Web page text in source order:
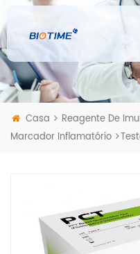
Casa
Reagente De
Marcador Inflamatório